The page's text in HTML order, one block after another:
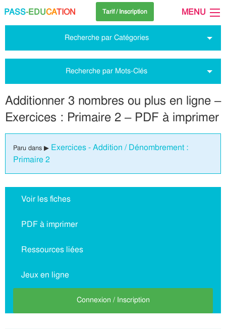
PASS-EDUCATION Tarif / Inscription MENU
Recherche par Catégories
Recherche par Mots-Clés
Additionner 3 nombres ou plus en ligne –
Exercices : Primaire 2 – PDF à imprimer
Paru dans ▶ Exercices - Addition / Dénombrement :
Primaire 2
Voir les fiches
PDF à imprimer
Ressources liées
Jeux en ligne
Connexion / Inscription